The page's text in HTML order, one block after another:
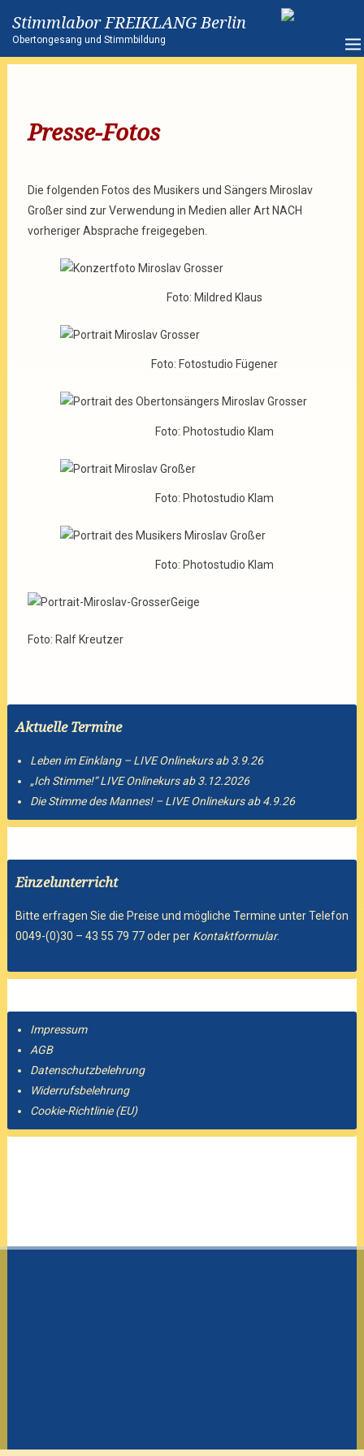
Stimmlabor FREIKLANG Berlin
Obertongesang und Stimmbildung
Presse-Fotos
Die folgenden Fotos des Musikers und Sängers Miroslav
Großer sind zur Verwendung in Medien aller Art NACH
vorheriger Absprache freigegeben.
Foto: Mildred Klaus
Foto: Fotostudio Fügener
Foto: Photostudio Klam
Foto: Photostudio Klam
Foto: Photostudio Klam
Foto: Ralf Kreutzer
Aktuelle Termine
Leben im Einklang – LIVE Onlinekurs ab 3.9.26
„Ich Stimme!“ LIVE Onlinekurs ab 3.12.2026
Die Stimme des Mannes! – LIVE Onlinekurs ab 4.9.26
Einzelunterricht
Bitte erfragen Sie die Preise und mögliche Termine unter Telefon
0049-(0)30 – 43 55 79 77 oder per Kontaktformular.
Impressum
AGB
Datenschutzbelehrung
Widerrufsbelehrung
Cookie-Richtlinie (EU)